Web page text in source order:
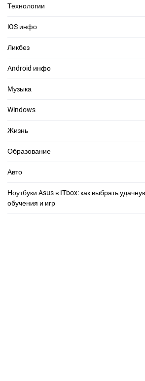
Технологии
iOS инфо
Ликбез
Android инфо
Музыка
Windows
Жизнь
Образование
Авто
Ноутбуки Asus в ITbox: как выбрать
обучения и игр